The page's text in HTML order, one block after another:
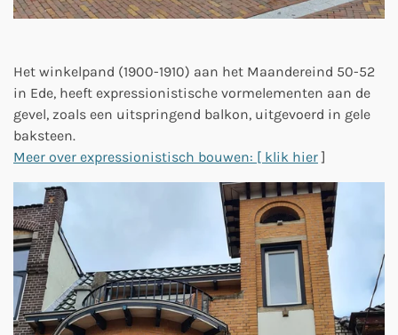
Het winkelpand (1900-1910) aan het Maandereind 50-52
in Ede, heeft expressionistische vormelementen aan de
gevel, zoals een uitspringend balkon, uitgevoerd in gele
baksteen.
Meer over expressionistisch bouwen: [ klik hier]